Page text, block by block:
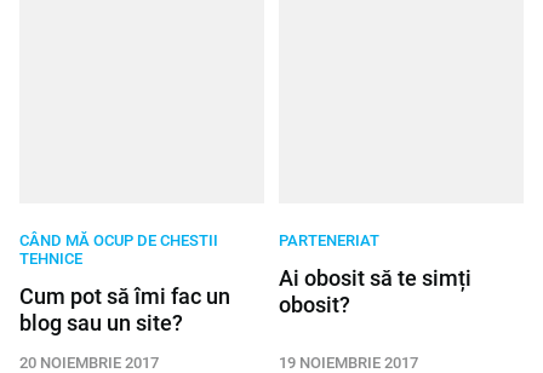
CÂND MĂ OCUP DE CHESTII
TEHNICE
Cum pot să îmi fac un
blog sau un site?
20 NOIEMBRIE 2017
PARTENERIAT
Ai obosit să te simți
obosit?
19 NOIEMBRIE 2017